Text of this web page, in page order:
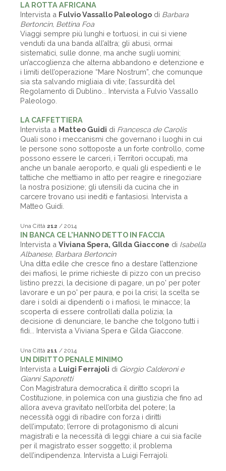
LA ROTTA AFRICANA
Intervista a Fulvio Vassallo Paleologo di Barbara
Bertoncin, Bettina Foa
Viaggi sempre più lunghi e tortuosi, in cui si viene
venduti da una banda all’altra; gli abusi, ormai
sistematici, sulle donne, ma anche sugli uomini;
un’accoglienza che alterna abbandono e detenzione e
i limiti dell’operazione “Mare Nostrum”, che comunque
sia sta salvando migliaia di vite; l’assurdità del
Regolamento di Dublino... Intervista a Fulvio Vassallo
Paleologo.
LA CAFFETTIERA
Intervista a Matteo Guidi di Francesca de Carolis
Quali sono i meccanismi che governano i luoghi in cui
le persone sono sottoposte a un forte controllo, come
possono essere le carceri, i Territori occupati, ma
anche un banale aeroporto, e quali gli espedienti e le
tattiche che mettiamo in atto per reagire e rinegoziare
la nostra posizione; gli utensili da cucina che in
carcere trovano usi inediti e fantasiosi. Intervista a
Matteo Guidi.
Una Città 212 / 2014
IN BANCA CE L'HANNO DETTO IN FACCIA
Intervista a Viviana Spera, GIlda Giaccone di Isabella
Albanese, Barbara Bertoncin
Una ditta edile che cresce fino a destare l’attenzione
dei mafiosi, le prime richieste di pizzo con un preciso
listino prezzi, la decisione di pagare, un po' per poter
lavorare e un po' per paura, e poi la crisi; la scelta se
dare i soldi ai dipendenti o i mafiosi, le minacce; la
scoperta di essere controllati dalla polizia; la
decisione di denunciare, le banche che tolgono tutti i
fidi... Intervista a Viviana Spera e Gilda Giaccone.
Una Città 211 / 2014
UN DIRITTO PENALE MINIMO
Intervista a Luigi Ferrajoli di Giorgio Calderoni e
Gianni Saporetti
Con Magistratura democratica il diritto scoprì la
Costituzione, in polemica con una giustizia che fino ad
allora aveva gravitato nell’orbita del potere; la
necessità oggi di ribadire con forza i diritti
dell’imputato; l’errore di protagonismo di alcuni
magistrati e la necessità di leggi chiare a cui sia facile
per il magistrato esser soggetto; il problema
dell’indipendenza. Intervista a Luigi Ferrajoli.